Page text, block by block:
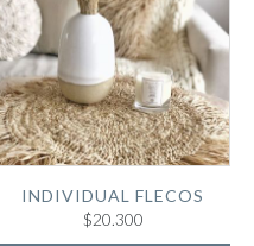
INDIVIDUAL FLECOS
$20.300